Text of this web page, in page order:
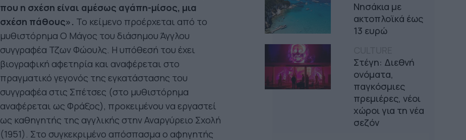
Νησάκια με
ακτοπλοϊκά έως
13 ευρώ
Στέγη: Διεθνή
ονόματα,
παγκόσμιες
πρεμιέρες, νέοι
χώροι για τη νέα
σεζόν
που η σχέση είναι αμέσως αγάπη-μίσος, μια
σχέση πάθους». Το κείμενο προέρχεται από το
μυθιστόρημα O Μάγος του διάσημου Άγγλου
συγγραφέα Τζων Φώουλς. Η υπόθεσή του έχει
βιογραφική αφετηρία και αναφέρεται στο
πραγματικό γεγονός της εγκατάστασης του
συγγραφέα στις Σπέτσες (στο μυθιστόρημα
αναφέρεται ως Φράξος), προκειμένου να εργαστεί
ως καθηγητής της αγγλικής στην Αναργύρειο Σχολή
(1951). Στο συγκεκριμένο απόσπασμα ο αφηγητής